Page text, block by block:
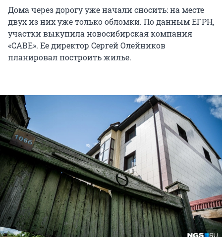
Дома через дорогу уже начали сносить: на месте
двух из них уже только обломки. По данным ЕГРН,
участки выкупила новосибирская компания
«САВЕ». Ее директор Сергей Олейников
планировал построить жилье.